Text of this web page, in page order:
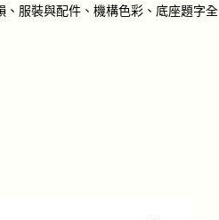
服裝與配件、機構色彩、底座題字全